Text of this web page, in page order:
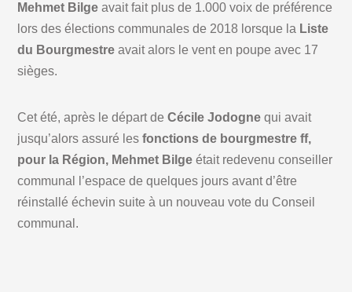
Mehmet Bilge avait fait plus de 1.000 voix de préférence
lors des élections communales de 2018 lorsque la Liste
du Bourgmestre avait alors le vent en poupe avec 17
sièges.
Cet été, après le départ deCécile Jodogne qui avait
jusqu’alors assuré lesfonctions de bourgmestre ff,
pour la Région, Mehmet Bilge était redevenu conseiller
communal l’espace de quelques jours avant d’être
réinstallé échevin suite à un nouveau vote du Conseil
communal.